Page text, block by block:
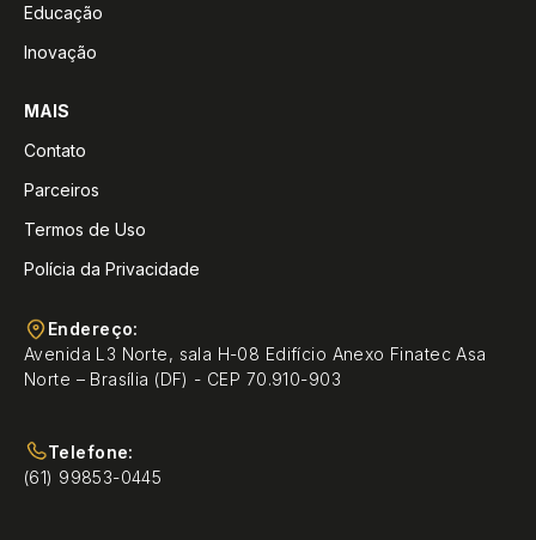
Educação
Inovação
MAIS
Contato
Parceiros
Termos de Uso
Polícia da Privacidade
Endereço:
Avenida L3 Norte, sala H-08 Edifício Anexo Finatec Asa
Norte – Brasília (DF) - CEP 70.910-903
Telefone:
(61) 99853-0445